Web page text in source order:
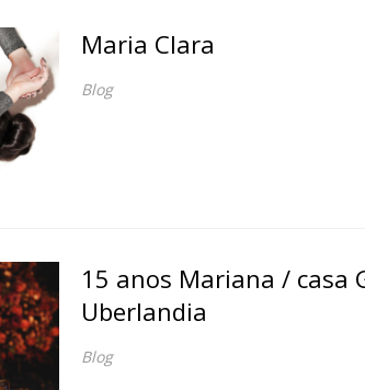
Maria Clara
Blog
15 anos Mariana / casa
Uberlandia
Blog